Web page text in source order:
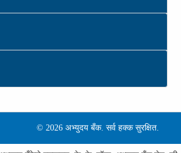
© 2026 अभ्‍युदय बँक. सर्व हक्क सुरक्षित.